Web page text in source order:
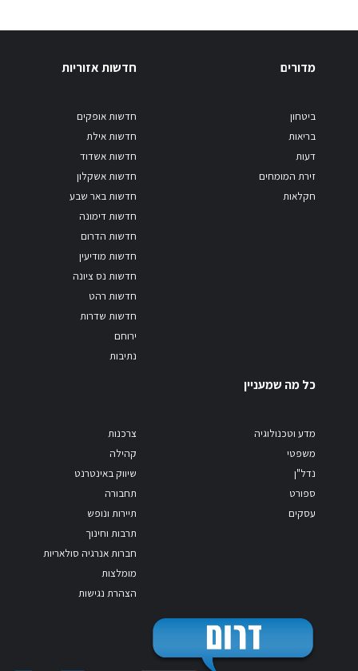
מדורים
ביטחון
בריאות
דעות
זירת המומחים
חקלאות
חדשות אזוריות
חדשות אופקים
חדשות אילת
חדשות אשדוד
חדשות אשקלון
חדשות באר שבע
חדשות דימונה
חדשות הדרום
חדשות מודיעין
חדשות נס ציונה
חדשות רהט
חדשות שדרות
ירוחם
נתיבות
כל מה שמעניין
מדע וטכנולוגיה
משפטי
נדל"ן
ספורט
עסקים
צרכנות
קהילה
שיווק באינטרנט
תחבורה
תיירות ונופש
תרבות וחינוך
חברות אנרגיה סולאריות
מומלצות
הצהרת נגישות